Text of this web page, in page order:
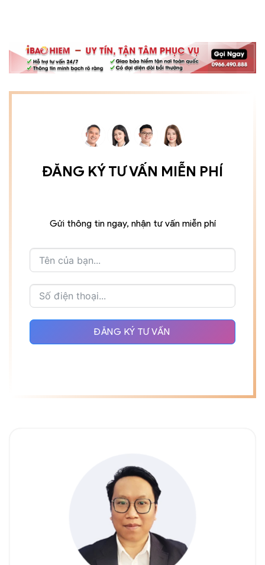
ĐĂNG KÝ TƯ VẤN MIỄN PHÍ
Gửi thông tin ngay, nhận tư vấn miễn phí
ĐĂNG KÝ TƯ VẤN